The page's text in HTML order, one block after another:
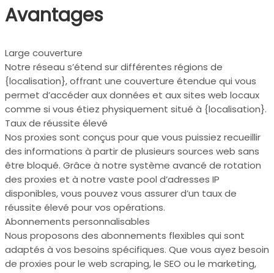
Avantages
Large couverture
Notre réseau s’étend sur différentes régions de
{localisation}, offrant une couverture étendue qui vous
permet d’accéder aux données et aux sites web locaux
comme si vous étiez physiquement situé à {localisation}.
Taux de réussite élevé
Nos proxies sont conçus pour que vous puissiez recueillir
des informations à partir de plusieurs sources web sans
être bloqué. Grâce à notre système avancé de rotation
des proxies et à notre vaste pool d’adresses IP
disponibles, vous pouvez vous assurer d’un taux de
réussite élevé pour vos opérations.
Abonnements personnalisables
Nous proposons des abonnements flexibles qui sont
adaptés à vos besoins spécifiques. Que vous ayez besoin
de proxies pour le web scraping, le SEO ou le marketing,